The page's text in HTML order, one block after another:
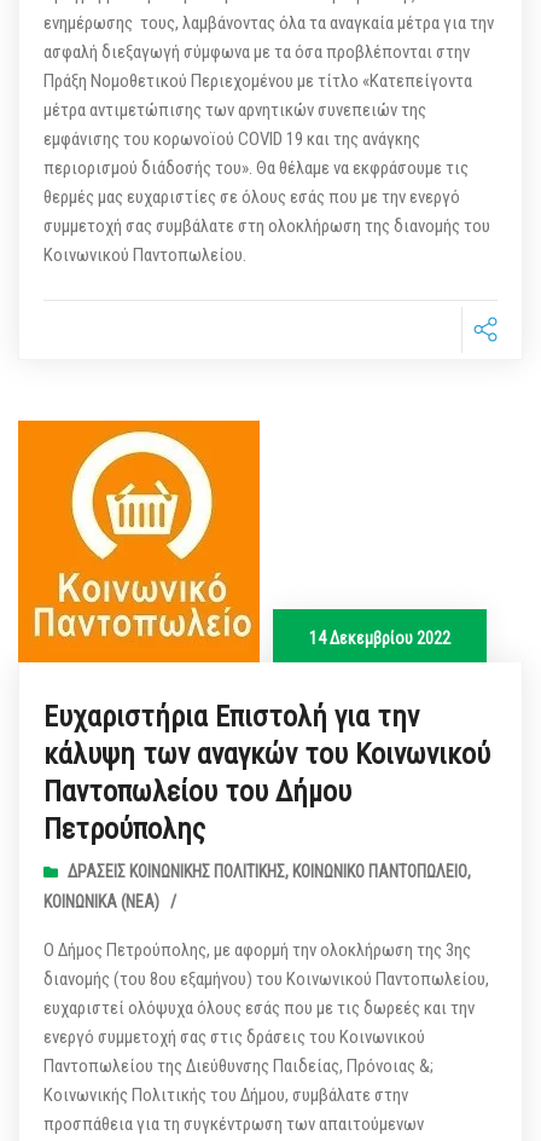
ενημέρωσης τους, λαμβάνοντας όλα τα αναγκαία μέτρα για την
ασφαλή διεξαγωγή σύμφωνα με τα όσα προβλέπονται στην
Πράξη Νομοθετικού Περιεχομένου με τίτλο «Κατεπείγοντα
μέτρα αντιμετώπισης των αρνητικών συνεπειών της
εμφάνισης του κορωνοϊού COVID 19 και της ανάγκης
περιορισμού διάδοσής του». Θα θέλαμε να εκφράσουμε τις
θερμές μας ευχαριστίες σε όλους εσάς που με την ενεργό
συμμετοχή σας συμβάλατε στη ολοκλήρωση της διανομής του
Κοινωνικού Παντοπωλείου.
14 Δεκεμβρίου 2022
Ευχαριστήρια Επιστολή για την
κάλυψη των αναγκών του Κοινωνικού
Παντοπωλείου του Δήμου
Πετρούπολης
ΔΡΆΣΕΙΣ ΚΟΙΝΩΝΙΚΉΣ ΠΟΛΙΤΙΚΉΣ, ΚΟΙΝΩΝΙΚΌ ΠΑΝΤΟΠΩΛΕΊΟ,
ΚΟΙΝΩΝΙΚΆ (ΝΕΑ) /
Ο Δήμος Πετρούπολης, με αφορμή την ολοκλήρωση της 3ης
διανομής (του 8ου εξαμήνου) του Κοινωνικού Παντοπωλείου,
ευχαριστεί ολόψυχα όλους εσάς που με τις δωρεές και την
ενεργό συμμετοχή σας στις δράσεις του Κοινωνικού
Παντοπωλείου της Διεύθυνσης Παιδείας, Πρόνοιας &;
Κοινωνικής Πολιτικής του Δήμου, συμβάλατε στην
προσπάθεια για τη συγκέντρωση των απαιτούμενων